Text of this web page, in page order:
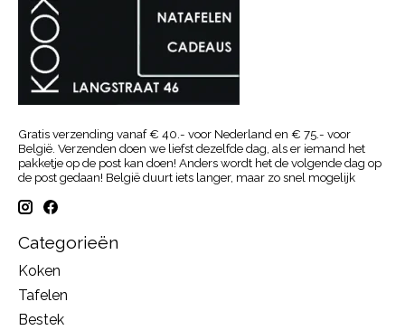
Gratis verzending vanaf € 40.- voor Nederland en € 75.- voor
België. Verzenden doen we liefst dezelfde dag, als er iemand het
pakketje op de post kan doen! Anders wordt het de volgende dag op
de post gedaan! België duurt iets langer, maar zo snel mogelijk
Categorieën
Koken
Tafelen
Bestek